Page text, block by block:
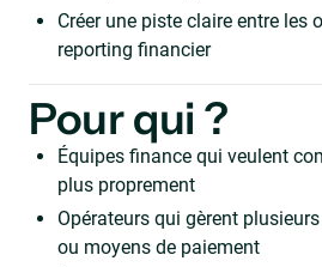
Créer une piste claire entre les
reporting financier
Pour qui ?
Équipes finance qui veulent
plus proprement
Opérateurs qui gèrent
ou moyens de paiement